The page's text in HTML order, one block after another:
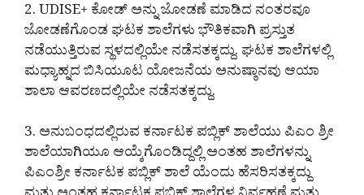
2. UDISE+ ಕೋಡ್ ಅನ್ನು ಜೋಡಣೆ ಮಾಡಿದ ನಂತರವೂ
ಜೋಡಣೆಗೊಂಡ ಘಟಕ ಶಾಲೆಗಳು ಭೌತಿಕವಾಗಿ ಪ್ರಸ್ತುತ
ನಡೆಯುತ್ತಿರುವ ಸ್ಥಳದಲ್ಲಿಯೇ ನಡೆಸತಕ್ಕದ್ದು. ಘಟಕ ಶಾಲೆಗಳಲ್ಲಿ
ಮಧ್ಯಾಹ್ನದ ಬಿಸಿಯೂಟ ಯೋಜನೆಯ ಅನುಷ್ಠಾನವು ಆಯಾ
ಶಾಲಾ ಆವರಣದಲ್ಲಿಯೇ ನಡೆಸತಕ್ಕದ್ದು.
3. ಅನುಬಂಧದಲ್ಲಿರುವ ಕರ್ನಾಟಕ ಪಬ್ಲಿಕ್ ಶಾಲೆಯು ಪಿಎಂ ಶ್ರೀ
ಶಾಲೆಯಾಗಿಯೂ ಆಯ್ಕೆಗೊಂಡಿದ್ದಲ್ಲಿ ಅಂತಹ ಶಾಲೆಗಳನ್ನು
ಪಿಎಂಶ್ರೀ ಕರ್ನಾಟಕ ಪಬ್ಲಿಕ್ ಶಾಲೆ ಯೆಂದು ಹೆಸರಿಸತಕ್ಕದ್ದು